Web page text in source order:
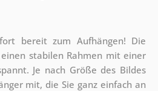
bereit zum Aufhängen! Die
stabilen Rahmen mit einer
Je nach Größe des Bildes
mit, die Sie ganz einfach an